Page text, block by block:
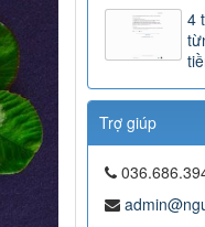
4
Trợ giúp